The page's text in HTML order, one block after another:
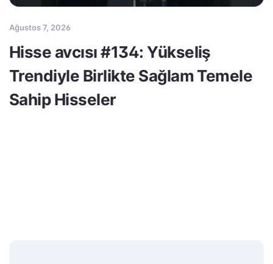
Ağustos 7, 2026
Hisse avcısı #134: Yükseliş
Trendiyle Birlikte Sağlam Temele
Sahip Hisseler